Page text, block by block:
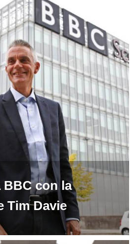
BBC con la
Tim Davie